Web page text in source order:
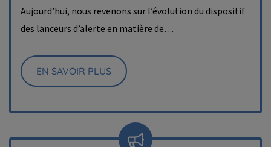
Aujourd’hui, nous revenons sur l’évolution du dispositif
des lanceurs d’alerte en matière de…
EN SAVOIR PLUS